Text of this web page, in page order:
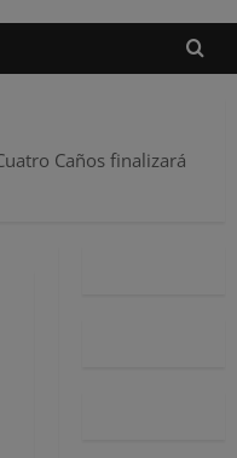
Caños finalizará